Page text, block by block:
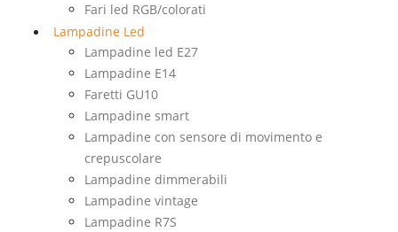
Fari led RGB/colorati
Lampadine Led
Lampadine led E27
Lampadine E14
Faretti GU10
Lampadine smart
Lampadine con sensore di movimento e
crepuscolare
Lampadine dimmerabili
Lampadine vintage
Lampadine R7S